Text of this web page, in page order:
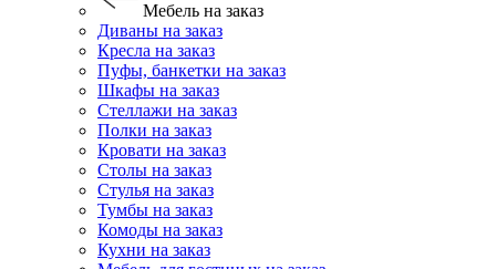
Мебель на заказ
Диваны на заказ
Кресла на заказ
Пуфы, банкетки на заказ
Шкафы на заказ
Стеллажи на заказ
Полки на заказ
Кровати на заказ
Столы на заказ
Стулья на заказ
Тумбы на заказ
Комоды на заказ
Кухни на заказ